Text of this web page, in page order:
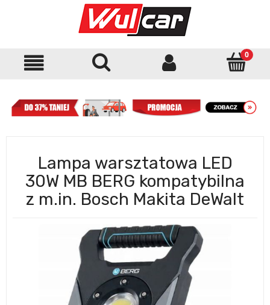
Lampa warsztatowa LED
30W MB BERG kompatybilna
z m.in. Bosch Makita DeWalt